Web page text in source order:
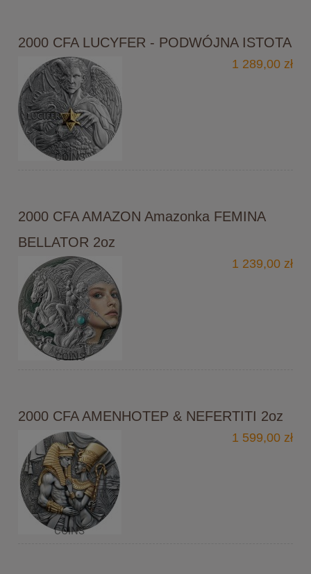
2000 CFA LUCYFER - PODWÓJNA ISTOTA
1 289,00 zł
2000 CFA AMAZON Amazonka FEMINA
BELLATOR 2oz
1 239,00 zł
2000 CFA AMENHOTEP & NEFERTITI 2oz
1 599,00 zł